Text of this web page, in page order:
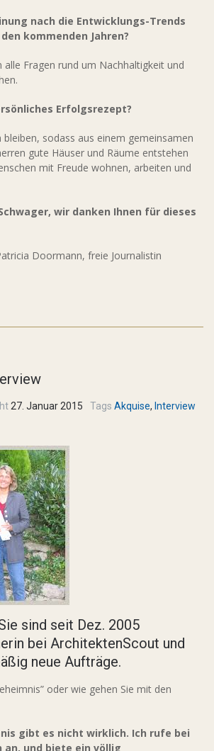
nach die Entwicklungs-Trends
kommenden Jahren?
alle Fragen rund um Nachhaltigkeit und
Erfolgsrezept?
sodass aus einem gemeinsamen
gute Häuser und Räume entstehen
mit Freude wohnen, arbeiten und
wir danken Ihnen für dieses
Doormann, freie Journalistin
27. Januar 2015 Tags Akquise, Interview
sind seit Dez. 2005
bei ArchitektenScout und
neue Aufträge.
oder wie gehen Sie mit den
gibt es nicht wirklich. Ich rufe bei
an, und biete ein völlig